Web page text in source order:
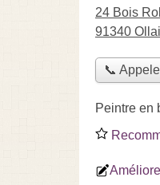
24 Bois
91340
📞
Peintre en